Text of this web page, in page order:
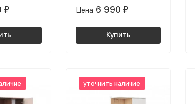
₽ Цена 6 990 ₽
Купить
уточнить наличие